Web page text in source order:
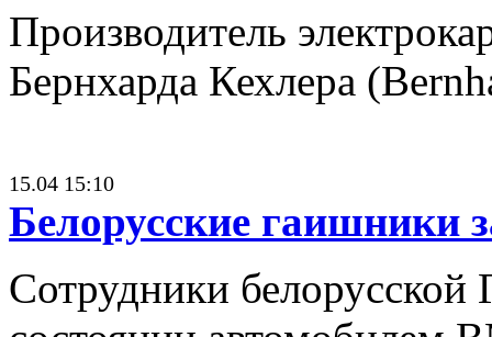
Производитель
Бернхарда Кехлера
15.04 15:10
Белорусские гаишники
Сотрудники белорусской